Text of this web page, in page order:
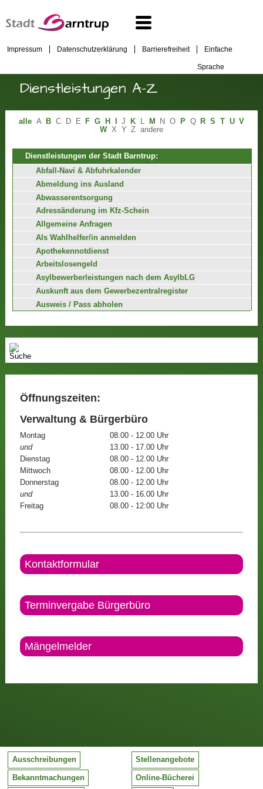
Impressum Datenschutzerklärung Barrierefreiheit Einfache
Sprache
Dienstleistungen A-Z
alle A B C D E F G H J K L M N O P Q R S T U V
W X Y Z andere
Dienstleistungen der Stadt Barntrup:
Abfall-Navi & Abfuhrkalender
Abmeldung ins Ausland
Abwasserentsorgung
Adressänderung im Kfz-Schein
Allgemeine Anfragen
Als Wahlhelfer/in anmelden
Apothekennotdienst
Arbeitslosengeld
Asylbewerberleistungen nach dem AsylbLG
Auskunft aus dem Gewerbezentralregister
Ausweis / Pass abholen
Öffnungszeiten:
Verwaltung & Bürgerbüro
Montag
08.00 - 12.00 Uhr
und
13.00 - 17.00 Uhr
Dienstag
08.00 - 12.00 Uhr
Mittwoch
08.00 - 12.00 Uhr
Donnerstag
08.00 - 12.00 Uhr
und
13.00 - 16.00 Uhr
Freitag
08.00 - 12:00 Uhr
Kontaktformular
Terminvergabe Bürgerbüro
Mängelmelder
Ausschreibungen Stellenangebote
Bekanntmachungen Online-Bücherei